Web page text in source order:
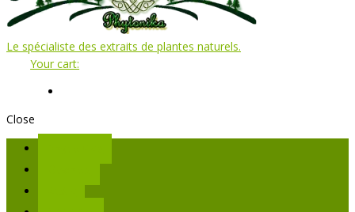
Le spécialiste des extraits de plantes naturels.
Your cart:
Close